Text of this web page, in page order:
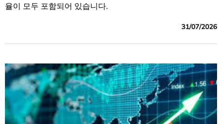
율이 모두 포함되어 있습니다.
31/07/2026